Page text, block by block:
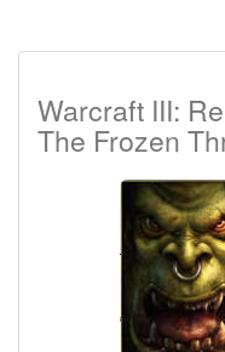
Warcraft III:
The Frozen